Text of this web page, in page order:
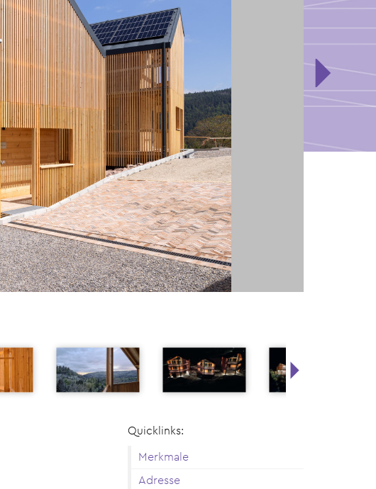
Quicklinks:
Merkmale
Adresse